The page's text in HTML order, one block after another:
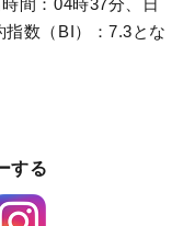
数（BI）：7.3とな
する